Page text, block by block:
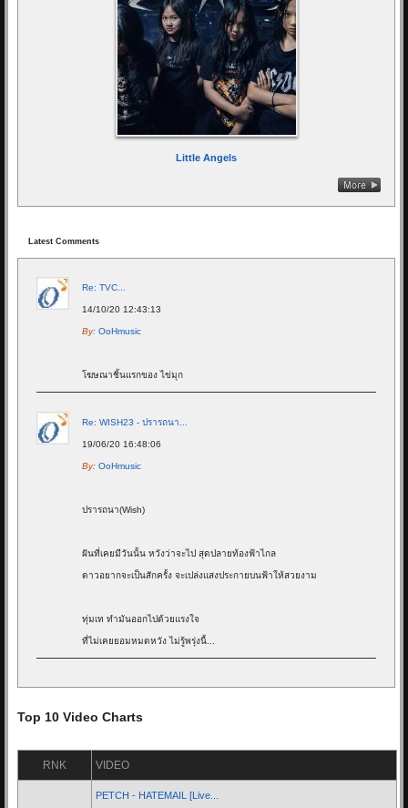
Little Angels
Latest Comments
Re: TVC...
14/10/20 12:43:13
By: OoHmusic
โฆษณาชิ้นแรกของ ไข่มุก
Re: WISH23 - ปรารถนา...
19/06/20 16:48:06
By: OoHmusic
ปรารถนา(Wish)
ฝันที่เคยมีวันนั้น หวังว่าจะไป สุดปลายท้องฟ้าไกล
ดาวอยากจะเป็นสักครั้ง จะเปล่งแสงประกายบนฟ้าให้สวยงาม
ทุ่มเท ทำมันออกไปด้วยแรงใจ
ที่ไม่เคยยอมหมดหวัง ไม่รู้พรุ่งนี้...
Re: Goodnight - ALIZ...
Top 10 Video Charts
RNK VIDEO
PETCH - HATEMAIL [Live...